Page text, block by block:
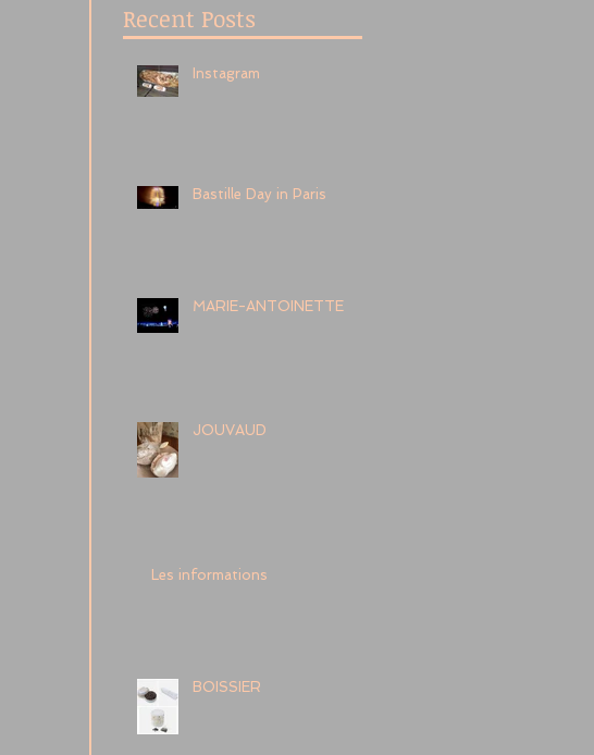
Recent Posts
Instagram
Bastille Day in Paris
MARIE-ANTOINETTE
JOUVAUD
Les informations
BOISSIER